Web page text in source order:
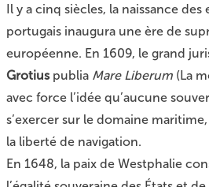
Il y a cinq siècles, la naissance
portugais inaugura une ère de
européenne. En 1609, le grand
Grotiuspublia Mare Liberum (La
avec force l’idée qu’aucune
s’exercer sur le domaine
la liberté de navigation.
En 1648, la paix de Westphalie